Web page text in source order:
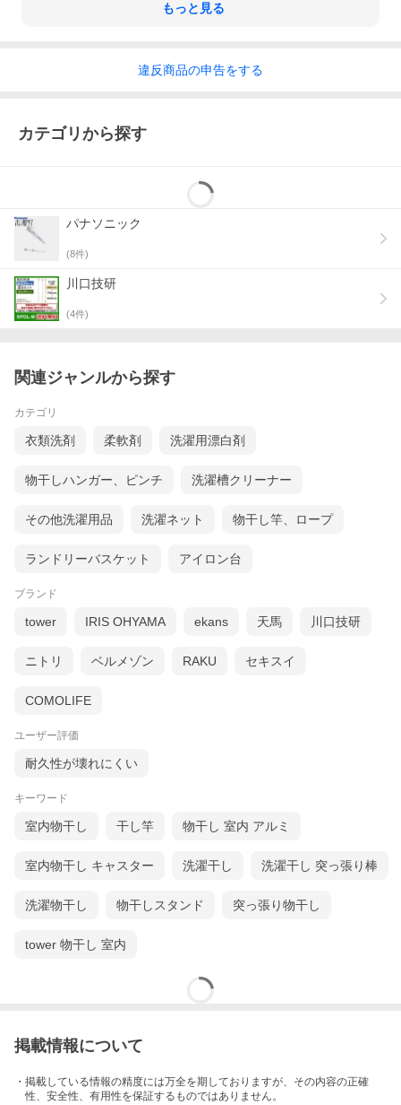
もっと見る
違反商品の申告をする
カテゴリから探す
パナソニック
(8件)
川口技研
(4件)
関連ジャンルから探す
カテゴリ
衣類洗剤 柔軟剤 洗濯用漂白剤
物干しハンガー、ピンチ 洗濯槽クリーナー
その他洗濯用品 洗濯ネット 物干し竿、ロープ
ランドリーバスケット アイロン台
ブランド
tower IRIS OHYAMA ekans 天馬 川口技研
ニトリ ベルメゾン RAKU セキスイ
COMOLIFE
ユーザー評価
耐久性が壊れにくい
キーワード
室内物干し 干し竿 物干し 室内 アルミ
室内物干し キャスター 洗濯干し 洗濯干し 突っ張り棒
洗濯物干し 物干しスタンド 突っ張り物干し
tower 物干し 室内
掲載情報について
・掲載している情報の精度には万全を期しておりますが、その内容の正確
性、安全性、有用性を保証するものではありません。